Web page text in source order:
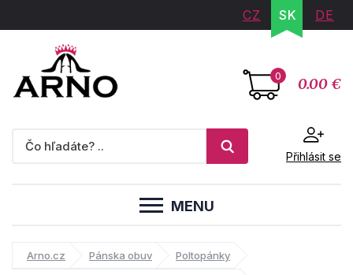
CZ SK DE
0 0.00 €
Přihlásit se
MENU
Arno.cz Pánska obuv Poltopánky